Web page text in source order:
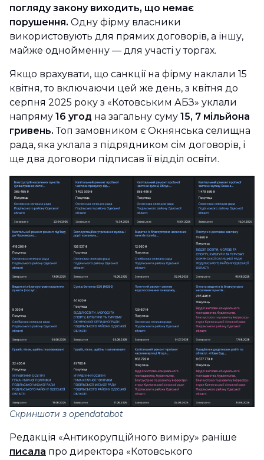
погляду закону виходить, що немає
порушення. Одну фірму власники
використовують для прямих договорів, а іншу,
майже однойменну — для участі у торгах.
Якщо врахувати, що санкції на фірму наклали 15
квітня, то включаючи цей же день, з квітня до
серпня 2025 року з «Котовським АБЗ» уклали
напряму 16 угод на загальну суму 15, 7 мільйона
гривень.Топ замовником є Окнянська селищна
рада, яка уклала з підрядником сім договорів, і
ще два договори підписав її відділ освіти.
Скриншоти з opendatabot
Редакція «Антикорупційного виміру» раніше
писала про директора «Котовського